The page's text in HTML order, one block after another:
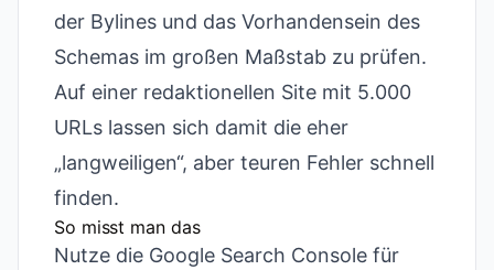
der Bylines und das Vorhandensein des
Schemas im großen Maßstab zu prüfen.
Auf einer redaktionellen Site mit 5.000
URLs lassen sich damit die eher
„langweiligen“, aber teuren Fehler schnell
finden.
So misst man das
Nutze die Google Search Console für